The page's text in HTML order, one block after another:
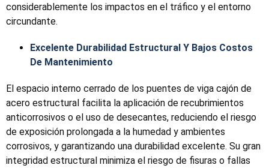
considerablemente los impactos en el tráfico y el entorno
circundante.
Excelente Durabilidad Estructural Y Bajos Costos
De Mantenimiento
El espacio interno cerrado de los puentes de viga cajón de
acero estructural facilita la aplicación de recubrimientos
anticorrosivos o el uso de desecantes, reduciendo el riesgo
de exposición prolongada a la humedad y ambientes
corrosivos, y garantizando una durabilidad excelente. Su gran
integridad estructural minimiza el riesgo de fisuras o fallas